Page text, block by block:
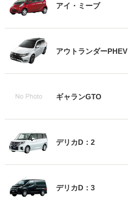
アイ・ミーブ
アウトランダーPHEV
ギャランGTO
デリカD：2
デリカD：3